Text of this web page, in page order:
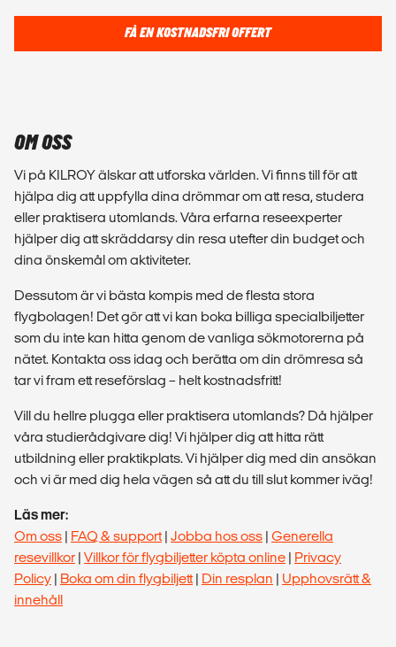
FÅ EN KOSTNADSFRI OFFERT
OM OSS
Vi på KILROY älskar att utforska världen. Vi finns till för att
hjälpa dig att uppfylla dina drömmar om att resa, studera
eller praktisera utomlands. Våra erfarna reseexperter
hjälper dig att skräddarsy din resa utefter din budget och
dina önskemål om aktiviteter.
Dessutom är vi bästa kompis med de flesta stora
flygbolagen! Det gör att vi kan boka billiga specialbiljetter
som du inte kan hitta genom de vanliga sökmotorerna på
nätet. Kontakta oss idag och berätta om din drömresa så
tar vi fram ett reseförslag – helt kostnadsfritt!
Vill du hellre plugga eller praktisera utomlands? Då hjälper
våra studierådgivare dig! Vi hjälper dig att hitta rätt
utbildning eller praktikplats. Vi hjälper dig med din ansökan
och vi är med dig hela vägen så att du till slut kommer iväg!
Läs mer:
Om oss | FAQ & support| Jobba hos oss | Generella
resevillkor | Villkor för flygbiljetter köpta online | Privacy
Policy | Boka om din flygbiljett| Din resplan | Upphovsrätt &
innehåll